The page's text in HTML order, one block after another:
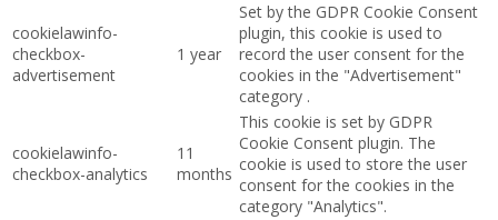
cookielawinfo-
checkbox-
advertisement
1 year
Set by the GDPR Cookie Consent
plugin, this cookie is used to
record the user consent for the
cookies in the "Advertisement"
category .
cookielawinfo-
checkbox-analytics
11
months
This cookie is set by GDPR
Cookie Consent plugin. The
cookie is used to store the user
consent for the cookies in the
category "Analytics".